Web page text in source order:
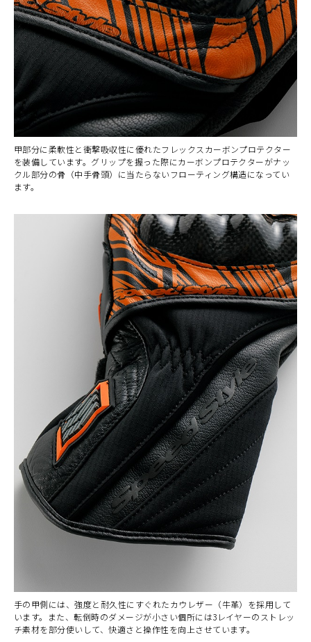
甲部分に柔軟性と衝撃吸収性に優れたフレックスカーボンプロテクター
を装備しています。グリップを握った際にカーボンプロテクターがナッ
クル部分の骨（中手骨頭）に当たらないフローティング構造になってい
ます。
手の甲側には、強度と耐久性にすぐれたカウレザー（牛革）を採用して
います。また、転倒時のダメージが小さい個所には3レイヤーのストレッ
チ素材を部分使いして、快適さと操作性を向上させています。